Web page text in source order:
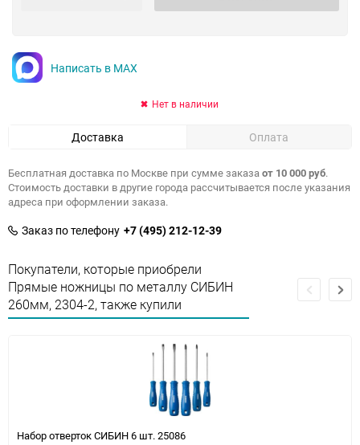
Написать в MAX
Нет в наличии
Доставка Оплата
Бесплатная доставка по Москве при сумме заказаот 10 000 руб.
Стоимость доставки в другие города рассчитывается после указания
адреса при оформлении заказа.
Заказ по телефону +7 (495) 212-12-39
Покупатели, которые приобрели
Прямые ножницы по металлу СИБИН
260мм, 2304-2, также купили
Набор отверток СИБИН 6 шт. 25086